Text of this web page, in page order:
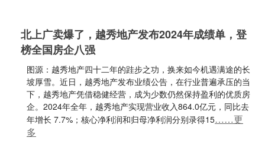
北上广卖爆了，越秀地产发布2024年成绩单，登
榜全国房企八强
图源：越秀地产四十二年的跬步之功，换来如今机遇满途的长
坡厚雪。近日，越秀地产发布业绩公告，在行业普遍承压的当
下，越秀地产凭借稳健经营，成为少数仍然保持盈利的优质房
企。2024年全年，越秀地产实现营业收入864.0亿元，同比去
年增长 7.7%；核心净利润和归母净利润分别录得15……更
多